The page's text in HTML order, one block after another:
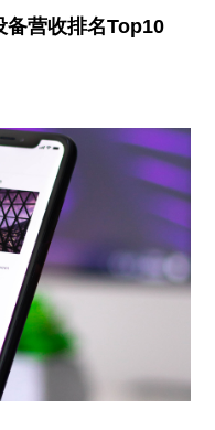
备营收排名Top10